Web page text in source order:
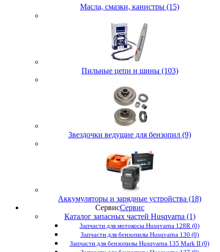
Масла, смазки, канистры (15)
Пильные цепи и шины (103)
Звездочки ведущие для бензопил (9)
Аккумуляторы и зарядные устройства (18)
СервисСервис
Каталог запасных частей Husqvarna (1)
Запчасти для мотокосы Husqvarna 128R (0)
Запчасти для бензопилы Husqvarna 130 (0)
Запчасти для бензопилы Husqvarna 135 Mark II (0)